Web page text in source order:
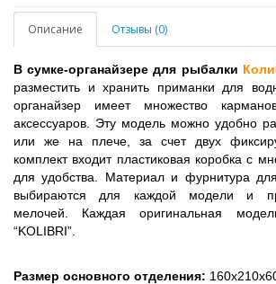
Описание Отзывы (0)
В сумке-органайзере для рыбалки
разместить и хранить приманки для
органайзер имеет множество
аксессуаров. Эту модель можно удобно
или же на плече, за счет двух
комплект входит пластиковая коробка с
для удобства. Материал и фурнитура
выбираются для каждой модели и
мелочей. Каждая оригинальная
“KOLIBRI”.
Размер основного отделения: